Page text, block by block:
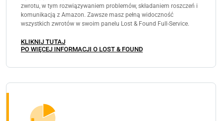
zwrotu, w tym rozwiązywaniem problemów, składaniem roszczeń i
komunikacją z Amazon. Zawsze masz pełną widoczność
wszystkich zwrotów w swoim panelu Lost & Found Full-Service.
KLIKNIJ TUTAJ
PO WIĘCEJ INFORMACJI O LOST & FOUND